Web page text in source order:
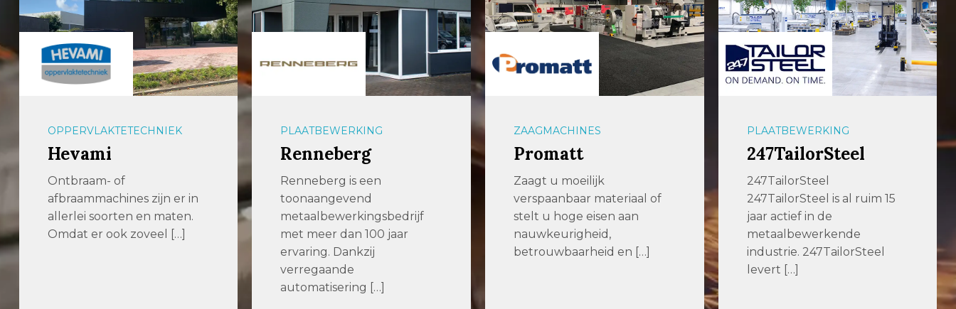
PLAATBEWERKING
Renneberg
Renneberg is een
toonaangevend
metaalbewerkingsbedrijf
met meer dan 100 jaar
ZAAGMACHINES
Promatt
Zaagt u moeilijk
verspaanbaar materiaal of
stelt u hoge eisen aan
nauwkeurigheid,
betrouwbaarheid en […]
PLAATBEWERKING
247TailorSteel
247TailorSteel
247TailorSteel is al ruim 15
jaar actief in de
metaalbewerkende
industrie. 247TailorSteel
PLAATBEWERKING
aalbers|wico
Met ons geavanceerde
machinepark kunnen we
elke denkbare bewerking
voor u uitvoeren, met de […]